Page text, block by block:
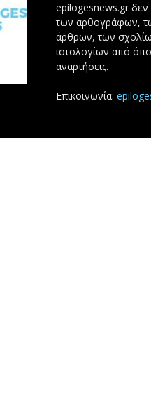
epilogesnews.gr δεν
των αρθογράφων,
άρθρων, των
ιστολογίων από
αναρτήσεις.
Επικοινωνία: